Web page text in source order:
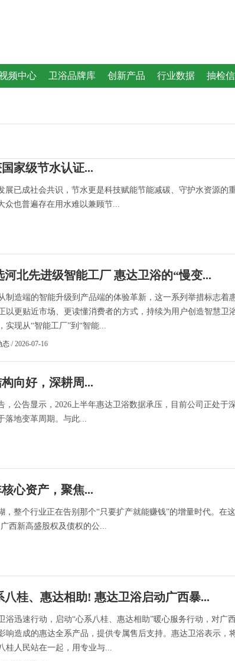
频中心 卫浴品牌库 创新产品 行业数据 抽检
家级节水认证...
已成社会共识，节水更是科技赋能节能减碳、守护水资源的
众也普遍存在用水难以兼顾节...
河北先进级智能工厂 惠达卫浴的“慢变...
造端的智能升级到产品端的体验革新，这一系列举措标志着
以更贴近市场、更读懂消费者的方式，持续为用户创造智慧卫
实现从“智能工厂”到“智能...
态 / 2026-07-16
向好，深耕周...
，公告显示，2026上半年惠达卫浴数据承压，目前公司正处于
落地变革周期。与此...
心资产，聚焦...
整个行业正在告别那个“只要扩产就能赚钱”的增量时代。在
西新高盛股权及债权的公...
八桂、惠达相助! 惠达卫浴启动广西暴...
浴迅速行动，启动“心系八桂、惠达相助”暖心服务行动，对广
响造成的惠达全系产品，提供专属售后支持。惠达卫浴表示，
桂人民站在一起，用专业与...